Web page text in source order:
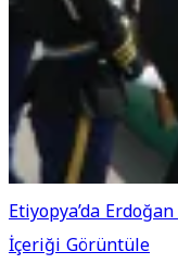
Etiyopya’da
İçeriği Görüntüle